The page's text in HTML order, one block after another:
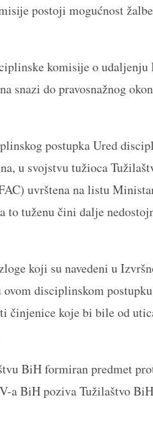
postoji mogućnost
komisije o
snazi do pravosnažnog
postupka Ured
u svojstvu tužioca
uvrštena na listu
tuženu čini dalje
koji su navedeni u
disciplinskom
koje bi bile od
BiH formiran predmet
a BiH poziva Tužilaštvo